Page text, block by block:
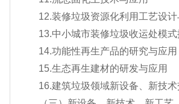
12.装修垃圾资源化利用工艺设
13.中小城市装修垃圾收运处模
14.功能性再生产品的研究与应用
15.生态再生建材的研发与应用
16.建筑垃圾领域新设备、新技